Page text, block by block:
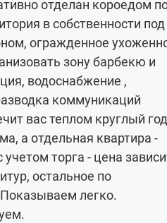
отделан короедом
в собственности под
огражденное
зону барбекю и
водоснабжение ,
коммуникаций
вас теплом круглый
а отдельная квартира -
торга - цена
остальное по
легко.